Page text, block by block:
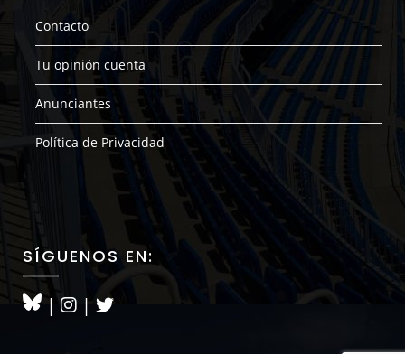
Contacto
Tu opinión cuenta
Anunciantes
Política de Privacidad
SÍGUENOS EN:
| |